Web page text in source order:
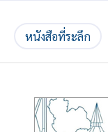
หนังสือที่ระลึก